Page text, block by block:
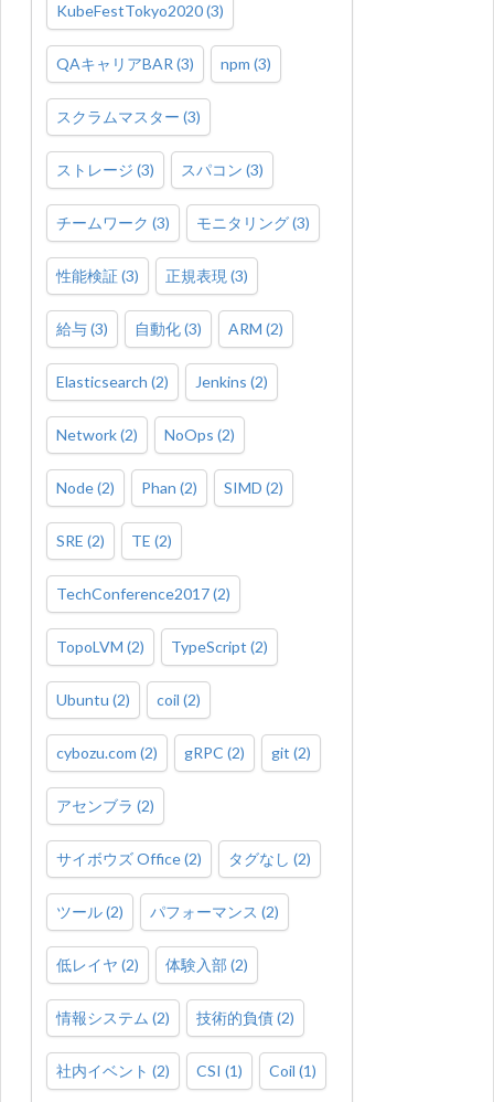
KubeFestTokyo2020(3)
QAキャリアBAR(3) npm (3)
スクラムマスター (3)
ストレージ (3) スパコン (3)
チームワーク (3) モニタリング(3)
性能検証(3) 正規表現(3)
給与(3) 自動化(3) ARM (2)
Elasticsearch (2) Jenkins (2)
Network(2) NoOps (2)
Node(2) Phan (2) SIMD (2)
SRE (2) TE (2)
TechConference2017(2)
TopoLVM (2) TypeScript (2)
Ubuntu (2) coil (2)
cybozu.com (2) gRPC (2) git (2)
アセンブラ (2)
サイボウズ Office(2) タグなし (2)
ツール(2) パフォーマンス (2)
低レイヤ (2) 体験入部 (2)
情報システム (2) 技術的負債(2)
社内イベント (2) CSI (1) Coil (1)